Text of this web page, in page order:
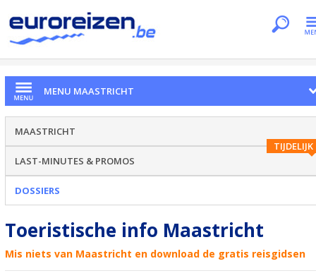
MENU MAASTRICHT
MAASTRICHT
TIJDELIJK
LAST-MINUTES & PROMOS
DOSSIERS
Toeristische info Maastricht
Mis niets van Maastricht en download de gratis reisgidsen